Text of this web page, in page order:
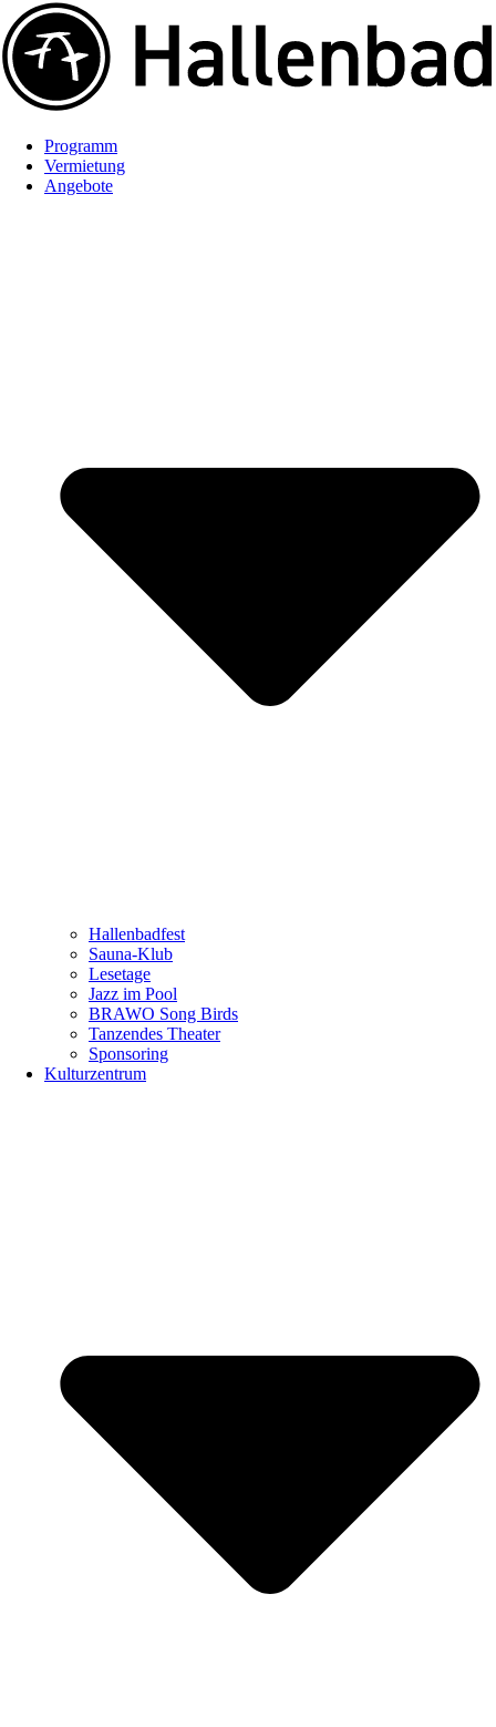
Programm
Vermietung
Angebote
Hallenbadfest
Sauna-Klub
Lesetage
Jazz im Pool
BRAWO Song Birds
Tanzendes Theater
Sponsoring
Kulturzentrum